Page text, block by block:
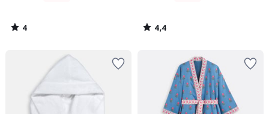
4
/
4,4
/